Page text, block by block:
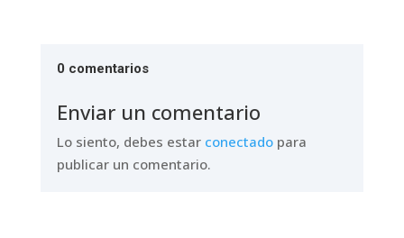
0 comentarios
Enviar un comentario
Lo siento, debes estar conectadopara
publicar un comentario.